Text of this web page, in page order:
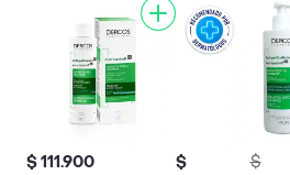
$ 111.900
$
$